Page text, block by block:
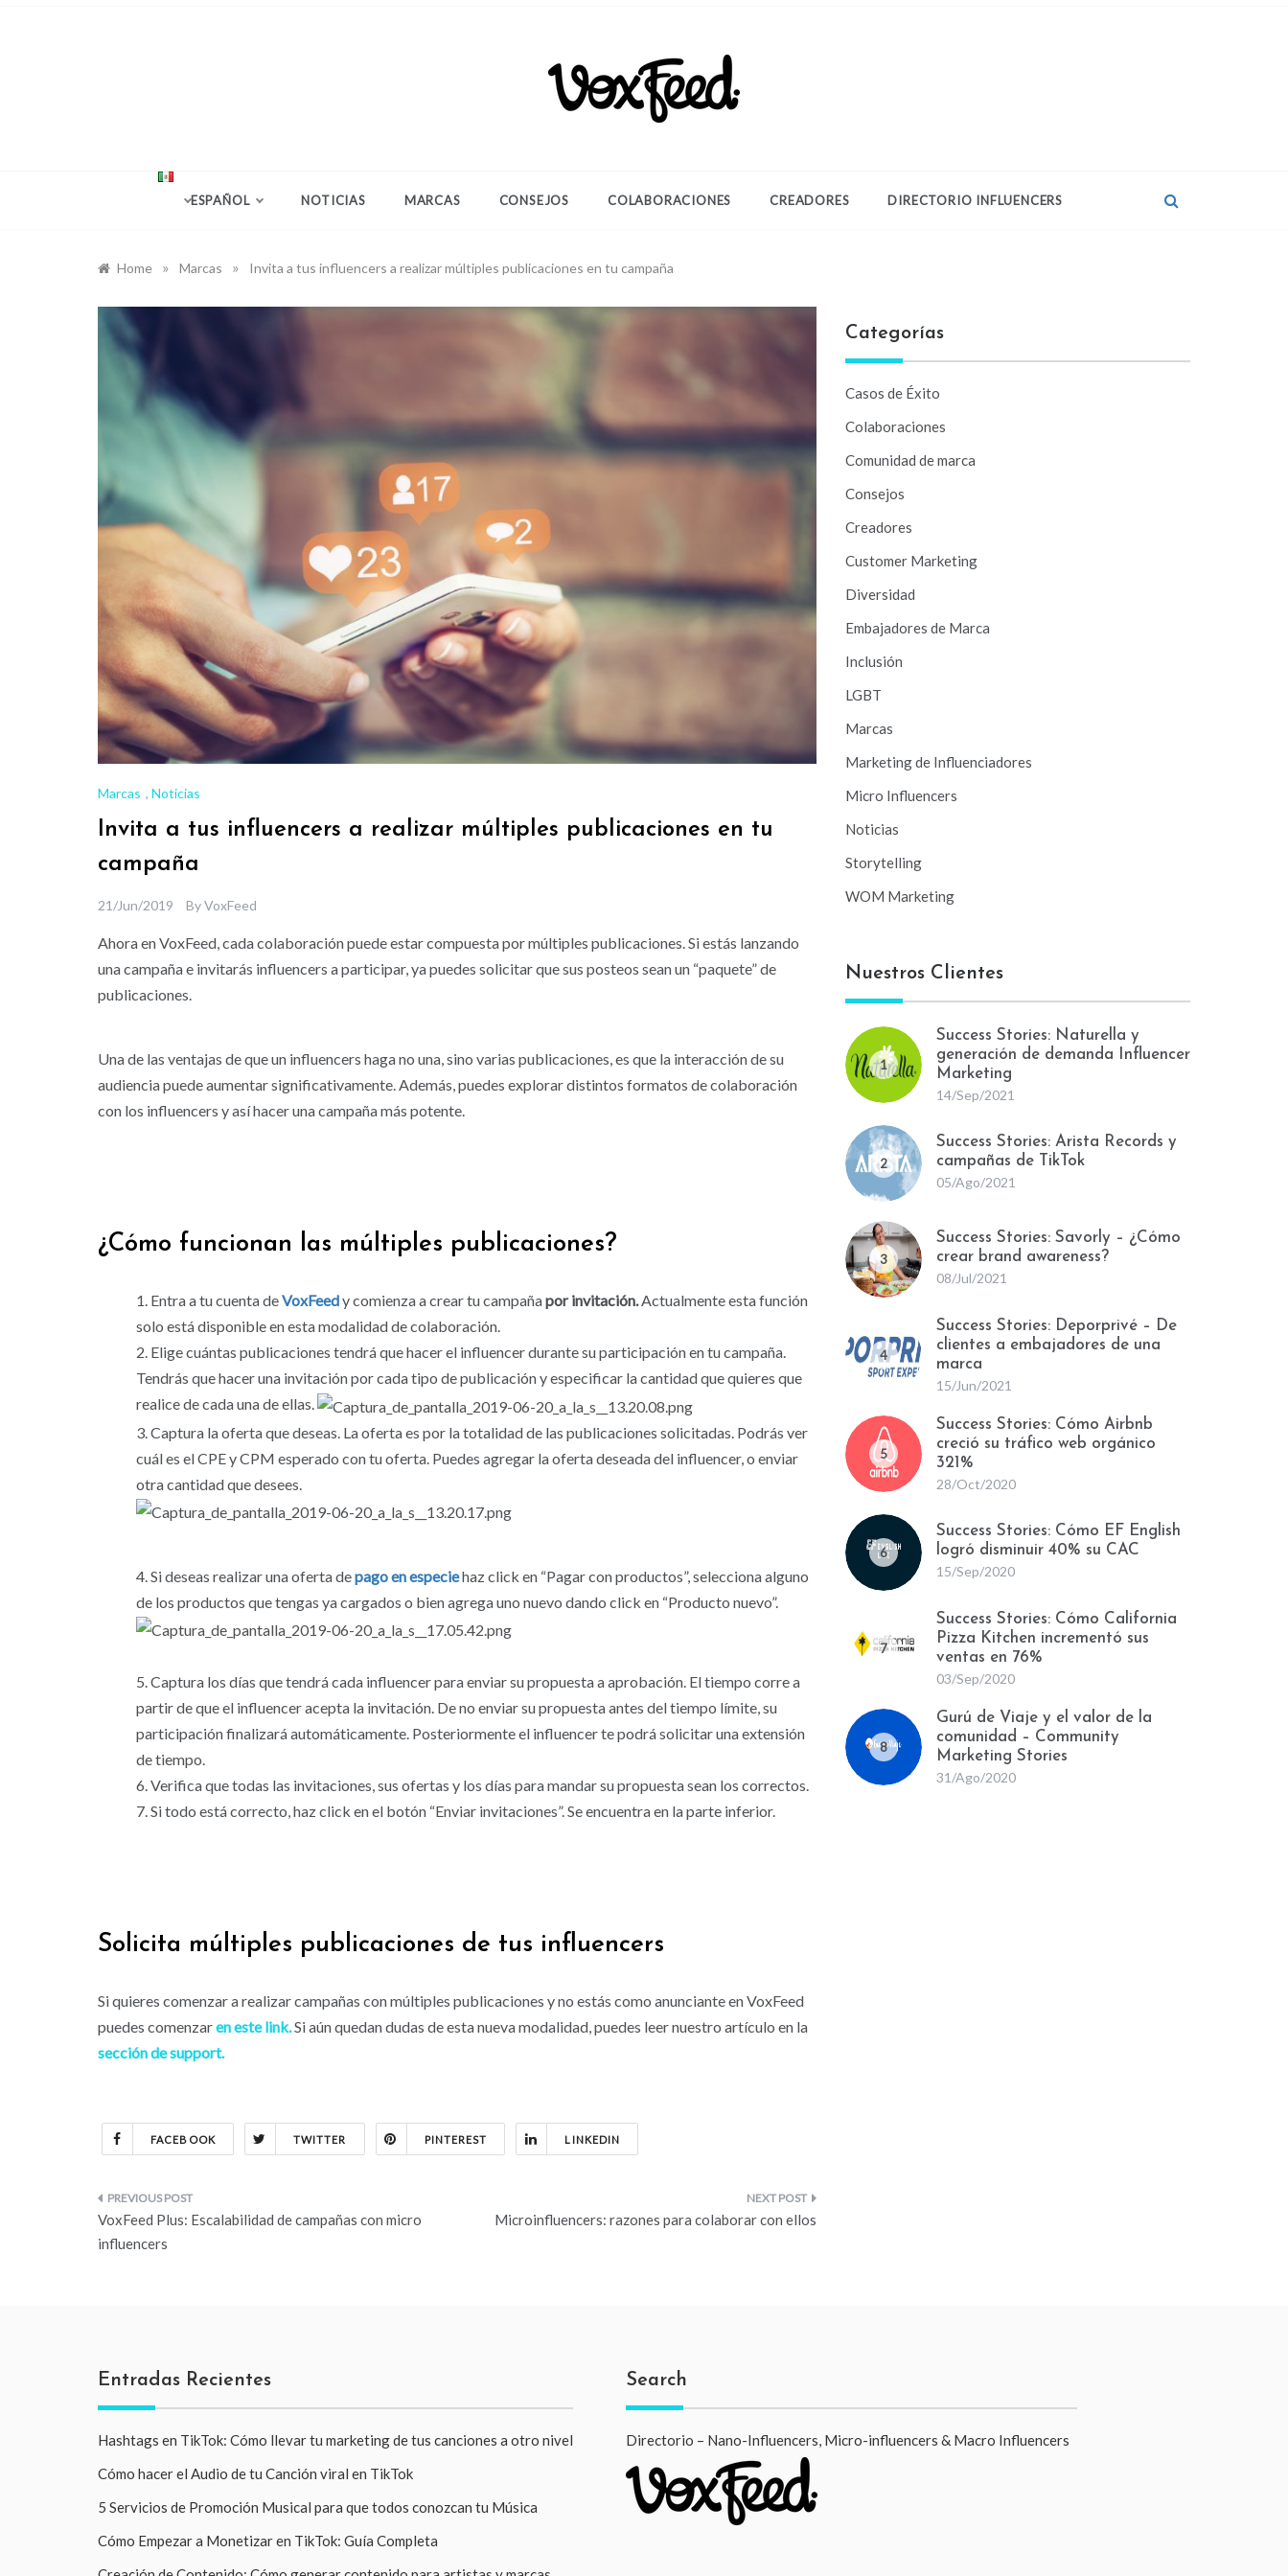
ESPAÑOL NOTICIAS MARCAS CONSEJOS COLABORACIONES CREADORES DIRECTORIO INFLUENCERS
Home » Marcas » Invita a tus influencers a realizar múltiples publicaciones en tu campaña
Marcas , Noticias
Invita a tus influencers a realizar múltiples publicaciones en tu
campaña
21/Jun/2019 ByVoxFeed
Ahora en VoxFeed, cada colaboración puede estar compuesta por múltiples publicaciones. Si estás lanzando
una campaña e invitarás influencers a participar, ya puedes solicitar que sus posteos sean un “paquete” de
publicaciones.
Una de las ventajas de que un influencers haga no una, sino varias publicaciones, es que la interacción de su
audiencia puede aumentar significativamente. Además, puedes explorar distintos formatos de colaboración
con los influencers y así hacer una campaña más potente.
¿Cómo funcionan las múltiples publicaciones?
Entra a tu cuenta deVoxFeedy comienza a crear tu campañapor invitación.Actualmente esta función
solo está disponible en esta modalidad de colaboración.
Elige cuántas publicaciones tendrá que hacer el influencer durante su participación en tu campaña.
Tendrás que hacer una invitación por cada tipo de publicación y especificar la cantidad que quieres que
realice de cada una de ellas.
Captura la oferta que deseas. La oferta es por la totalidad de las publicaciones solicitadas. Podrás ver
cuál es el CPE y CPM esperado con tu oferta. Puedes agregar la oferta deseada del influencer, o enviar
otra cantidad que desees.
Si deseas realizar una oferta depago en especiehaz click en “Pagar con productos”, selecciona alguno
de los productos que tengas ya cargados o bien agrega uno nuevo dando click en “Producto nuevo”.
Captura los días que tendrá cada influencer para enviar su propuesta a aprobación. El tiempo corre a
partir de que el influencer acepta la invitación. De no enviar su propuesta antes del tiempo límite, su
participación finalizará automáticamente. Posteriormente el influencer te podrá solicitar una extensión
de tiempo.
Verifica que todas las invitaciones, sus ofertas y los días para mandar su propuesta sean los correctos.
Si todo está correcto, haz click en el botón “Enviar invitaciones”. Se encuentra en la parte inferior.
Solicita múltiples publicaciones de tus influencers
Si quieres comenzar a realizar campañas con múltiples publicaciones y no estás como anunciante en VoxFeed
puedes comenzaren este link.Si aún quedan dudas de esta nueva modalidad, puedes leer nuestro artículo en la
sección de support.
FACEBOOK TWITTER PINTEREST LINKEDIN
Navegación
de
VoxFeed Plus: Escalabilidad de campañas con micro
influencers
Microinfluencers: razones para colaborar con ellos
Categorías
Casos de Éxito
Colaboraciones
Comunidad de marca
Consejos
Creadores
Customer Marketing
Diversidad
Embajadores de Marca
Inclusión
LGBT
Marcas
Marketing de Influenciadores
Micro Influencers
Noticias
Storytelling
WOM Marketing
Nuestros Clientes
1
Success Stories: Naturella y
generación de demanda Influencer
Marketing
14/Sep/2021
2
Success Stories: Arista Records y
campañas de TikTok
05/Ago/2021
3
Success Stories: Savorly – ¿Cómo
crear brand awareness?
08/Jul/2021
4
Success Stories: Deporprivé – De
clientes a embajadores de una
marca
15/Jun/2021
5
Success Stories: Cómo Airbnb
creció su tráfico web orgánico
321%
28/Oct/2020
6
Success Stories: Cómo EF English
logró disminuir 40% su CAC
15/Sep/2020
7
Success Stories: Cómo California
Pizza Kitchen incrementó sus
ventas en 76%
03/Sep/2020
8
Gurú de Viaje y el valor de la
comunidad – Community
Marketing Stories
31/Ago/2020
Entradas Recientes
Hashtags en TikTok: Cómo llevar tu marketing de tus canciones a otro nivel
Cómo hacer el Audio de tu Canción viral en TikTok
5 Servicios de Promoción Musical para que todos conozcan tu Música
Cómo Empezar a Monetizar en TikTok: Guía Completa
Search
Directorio – Nano-Influencers, Micro-influencers & Macro Influencers